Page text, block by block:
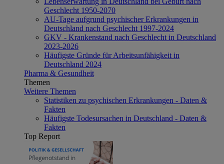
Geschlecht 1950-2070
AU-Tage aufgrund psychischer Erkrankungen in
Deutschland nach Geschlecht 1997-2024
GKV - Krankenstand nach Geschlecht in Deutschland
2023-2026
Häufigste Gründe für Arbeitsunfähigkeit in
Deutschland 2024
Pharma & Gesundheit
Themen
Weitere Themen
Statistiken zu psychischen Erkrankungen - Daten &
Fakten
Häufigste Todesursachen in Deutschland - Daten &
Fakten
Top Report